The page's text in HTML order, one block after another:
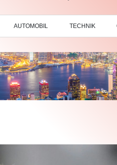
AUTOMOBIL TECHNIK